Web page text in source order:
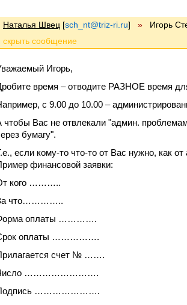
Наталья Швец [sch_nt@triz-ri.ru] » Игорь
Игорь,
время – отводите РАЗНОЕ время
с 9.00 до 10.00 –
чтобы Вас не отвлекали "админ.
бумагу".
если кому-то что-то от Вас нужно, как
финансовой заявки:
кого ………..
что…………..
оплаты ………….
оплаты …………….
счет № …….
…………………….
………………….